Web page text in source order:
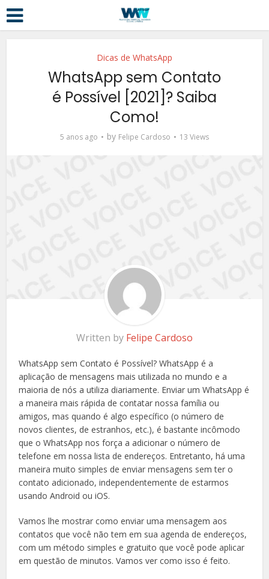
Dicas de WhatsApp
WhatsApp sem Contato
é Possível [2021]? Saiba
Como!
5 anos ago by Felipe Cardoso 13 Views
Written by Felipe Cardoso
WhatsApp sem Contato é Possível? WhatsApp é a
aplicação de mensagens mais utilizada no mundo e a
maioria de nós a utiliza diariamente. Enviar um WhatsApp é
a maneira mais rápida de contatar nossa família ou
amigos, mas quando é algo específico (o número de
novos clientes, de estranhos, etc.), é bastante incômodo
que o WhatsApp nos força a adicionar o número de
telefone em nossa lista de endereços. Entretanto, há uma
maneira muito simples de enviar mensagens sem ter o
contato adicionado, independentemente de estarmos
usando Android ou iOS.
Vamos lhe mostrar como enviar uma mensagem aos
contatos que você não tem em sua agenda de endereços,
com um método simples e gratuito que você pode aplicar
em questão de minutos. Vamos ver como isso é feito.